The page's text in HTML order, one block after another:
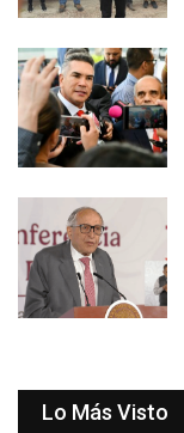
Lo Más Visto